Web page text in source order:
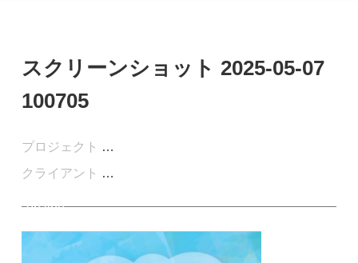
on line
23
">
Warning:
array
/usr/home/mw2prgfa11/www/htdocs/wp-
on line
Warning
スクリーンショット 2025-05-07
100705
プロジェクト …
クライアント …